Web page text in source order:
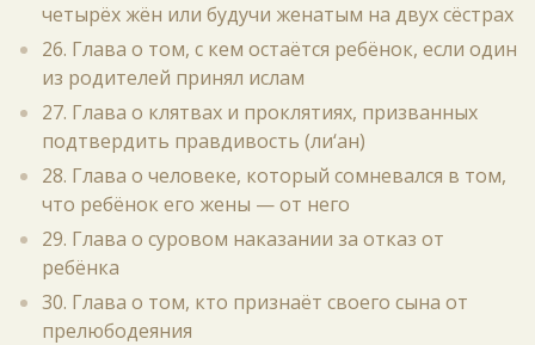
четырёх жён или будучи женатым на двух сёстрах
26. Глава о том, с кем остаётся ребёнок, если один
из родителей принял ислам
27. Глава о клятвах и проклятиях, призванных
подтвердить правдивость (ли‘ан)
28. Глава о человеке, который сомневался в том,
что ребёнок его жены — от него
29. Глава о суровом наказании за отказ от
ребёнка
30. Глава о том, кто признаёт своего сына от
прелюбодеяния